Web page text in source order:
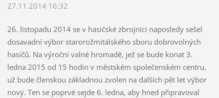
27.11.2014 16:32
26. listopadu 2014 se v hasičské zbrojnici naposledy sešel
dosavadní výbor starorožmitálského sboru dobrovolných
hasičů. Na výroční valné hromadě, jež se bude konat 3.
ledna 2015 od 15 hodin v městském společenském centru,
už bude členskou základnou zvolen na dalších pět let výbor
nový. Ten se poprvé sejde 6. ledna, aby hned připravoval